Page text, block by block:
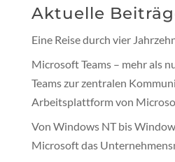
Aktuelle
Eine Reise durch vier
Microsoft Teams – mehr als
Teams zur zentralen
Arbeitsplattform von
Von Windows NT bis
Microsoft das